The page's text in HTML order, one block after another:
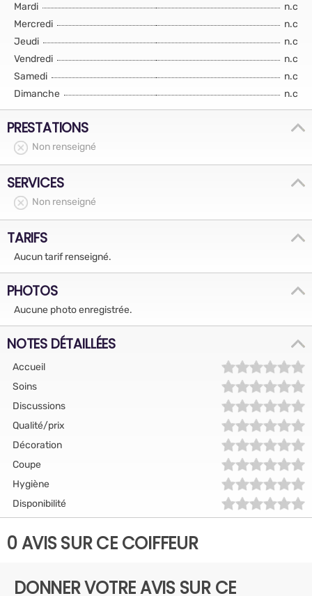
Mardi
n.c
Mercredi
n.c
Jeudi
n.c
Vendredi
n.c
Samedi
n.c
Dimanche
n.c
PRESTATIONS
Non renseigné
SERVICES
Non renseigné
TARIFS
Aucun tarif renseigné.
PHOTOS
Aucune photo enregistrée.
NOTES DÉTAILLÉES
Accueil
Soins
Discussions
Qualité/prix
Décoration
Coupe
Hygiène
Disponibilité
0 AVIS SUR CE COIFFEUR
DONNER VOTRE AVIS SUR CE